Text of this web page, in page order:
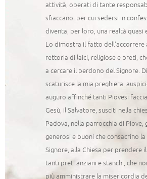
attività, oberati di tante
sfiaccano; per cui sedersi in
diventa, per loro, una realtà quasi
Lo dimostra il fatto dell’accorrere
rettoria di laici, religiose e preti,
a cercare il perdono del Signore.
scaturisce la mia preghiera,
auguro affinché tanti Piovesi
Gesù, il Salvatore, susciti nella
Padova, nella parrocchia di Piove,
generosi e buoni che consacrino
Signore, alla Chiesa per prendere
tanti preti anziani e stanchi, che
più amministrare la misericordia